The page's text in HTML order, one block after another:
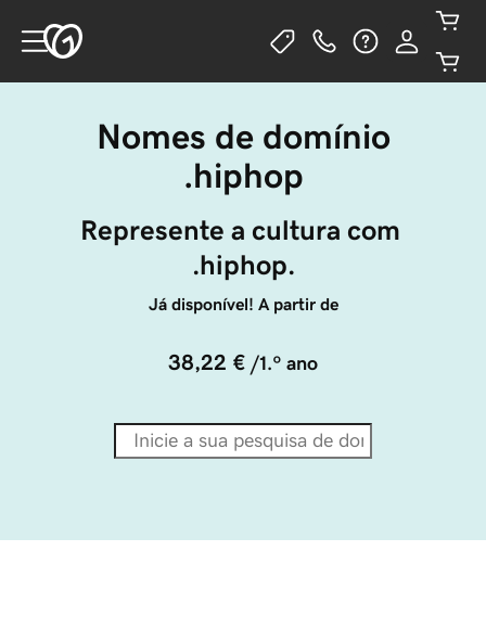
Nomes de domínio
.hiphop
Represente a cultura com
.hiphop.
Já disponível! A partir de
38,22 € /1.º ano